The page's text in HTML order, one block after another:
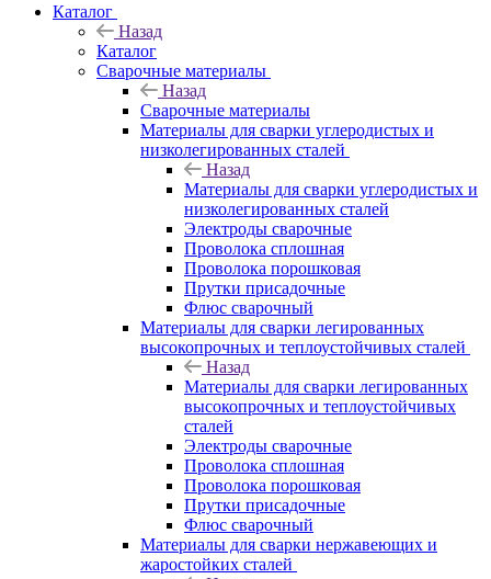
Каталог
Назад
Каталог
Сварочные материалы
Назад
Сварочные материалы
Материалы для сварки углеродистых и
низколегированных сталей
Назад
Материалы для сварки углеродистых и
низколегированных сталей
Электроды сварочные
Проволока сплошная
Проволока порошковая
Прутки присадочные
Флюс сварочный
Материалы для сварки легированных
высокопрочных и теплоустойчивых сталей
Назад
Материалы для сварки легированных
высокопрочных и теплоустойчивых
сталей
Электроды сварочные
Проволока сплошная
Проволока порошковая
Прутки присадочные
Флюс сварочный
Материалы для сварки нержавеющих и
жаростойких сталей